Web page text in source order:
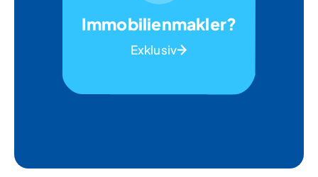
Immobilienmakler?
Exklusiv